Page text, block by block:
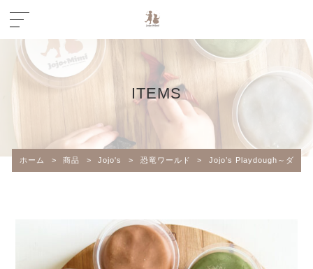
ITEMS
ホーム > 商品 > Jojo's > 恐竜ワールド > Jojo’s Playdough～ダイナ